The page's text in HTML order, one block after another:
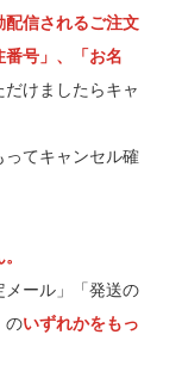
配信されるご注文
番号」、「お名
けましたらキャ
てキャンセル確
メール」「発送の
のいずれかをもっ